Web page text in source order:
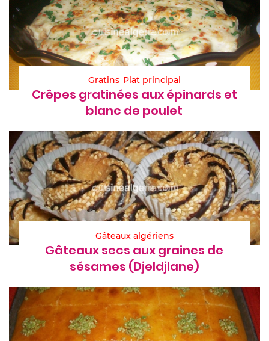
Gratins Plat principal
Crêpes gratinées aux épinards et
blanc de poulet
Gâteaux algériens
Gâteaux secs aux graines de
sésames (Djeldjlane)